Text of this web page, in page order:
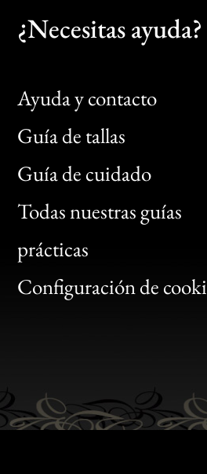
¿Necesitas ayuda?
Ayuda y contacto
Guía de tallas
Guía de cuidado
Todas nuestras guías
prácticas
Configuración de